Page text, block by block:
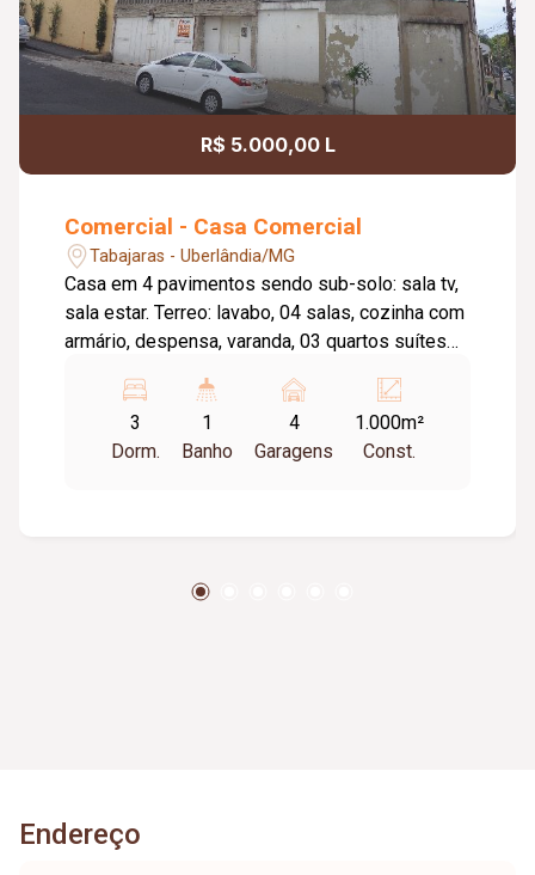
R$ 5.000,00 L
Comercial - Casa Comercial
Tabajaras - Uberlândia/MG
Casa em 4 pavimentos sendo sub-solo: sala tv,
sala estar. Terreo: lavabo, 04 salas, cozinha com
armário, despensa, varanda, 03 quartos suítes
closet e hidro, 04 vagas de garagem. 2º Piso:
sala ampla e banho social. 3º Piso: sala ampla,
banheiro e terraço. 4º Piso: espaço gourmet
3
Dorm.
1
Banho
4
Garagens
1.000m²
Const.
Endereço